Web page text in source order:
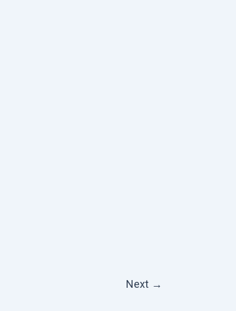
Next →